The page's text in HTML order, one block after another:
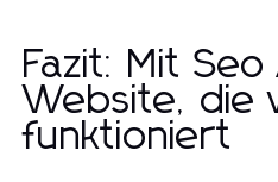
Fazit: Mit
Website, die
funktioniert